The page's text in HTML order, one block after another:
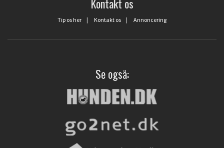
Kontakt os
Tip os her | Kontakt os | Annoncering
Se også: